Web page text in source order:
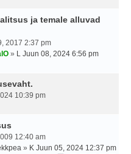
ja temale alluvad
2017 2:37 pm
» L Juun 08, 2024 6:56 pm
10:39 pm
12:40 am
» K Juun 05, 2024 12:37 pm